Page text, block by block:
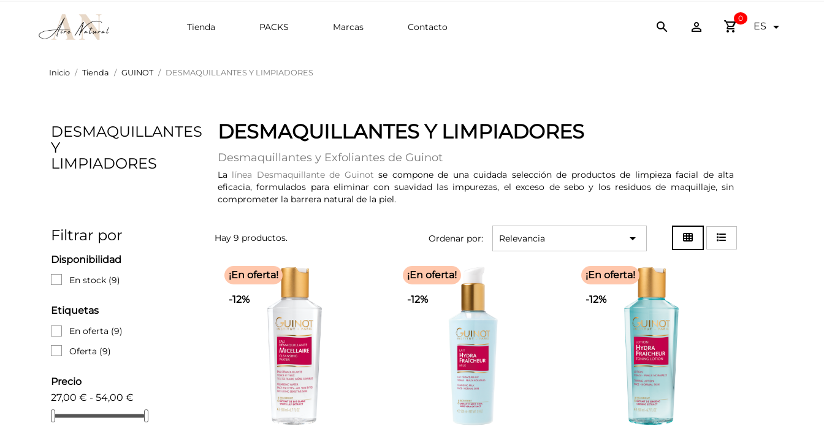
Tienda PACKS Marcas Contacto   shopping_cart
0
ES 
Inicio Tienda GUINOT DESMAQUILLANTES Y LIMPIADORES
DESMAQUILLANTES
Y
LIMPIADORES
Filtrar por
Disponibilidad
En stock (9)
Etiquetas
En oferta (9)
Oferta (9)
Precio
27,00 € - 54,00 €
DESMAQUILLANTES Y LIMPIADORES
Desmaquillantes y Exfoliantes de Guinot
La línea Desmaquillante de Guinot se compone de una cuidada selección de productos de limpieza facial de alta
eficacia, formulados para eliminar con suavidad las impurezas, el exceso de sebo y los residuos de maquillaje, sin
comprometer la barrera natural de la piel.
Hay 9 productos. Ordenar por: Relevancia 
¡En oferta!
-12%
¡En oferta!
-12%
¡En oferta!
-12%